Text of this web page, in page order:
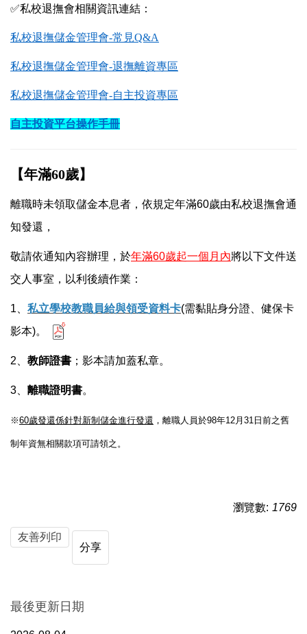
✅私校退撫會相關資訊連結：
私校退撫儲金管理會-常見Q&A
私校退撫儲金管理會-退撫離資專區
私校退撫儲金管理會-自主投資專區
自主投資平台操作手冊
【年滿60歲】
離職時未領取儲金本息者，依規定年滿60歲由私校退撫會通
知發還，
敬請依通知內容辦理，於年滿60歲起一個月內將以下文件送
交人事室，以利後續作業：
1、 私立學校教職員給與領受資料卡(需黏貼身分證、健保卡
影本)。
2、 教師證書 ；影本請加蓋私章。
3、 離職證明書。
※60歲發還係針對新制儲金進行發還 ，離職人員於98年12月31日前之舊
制年資無相關款項可請領之。
瀏覽數: 1769
友善列印
分享
最後更新日期